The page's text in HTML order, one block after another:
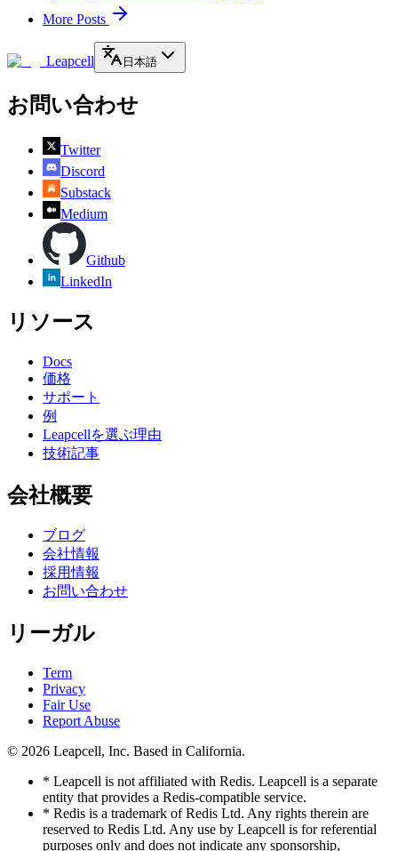
More Posts
Leapcell 日本語
お問い合わせ
Twitter
Discord
Substack
Medium
Github
LinkedIn
リソース
Docs
価格
サポート
例
Leapcellを選ぶ理由
技術記事
会社概要
ブログ
会社情報
採用情報
お問い合わせ
リーガル
Term
Privacy
Fair Use
Report Abuse
© 2026 Leapcell, Inc. Based in California.
* Leapcell is not affiliated with Redis. Leapcell is a separate
entity that provides a Redis-compatible service.
* Redis is a trademark of Redis Ltd. Any rights therein are
reserved to Redis Ltd. Any use by Leapcell is for referential
purposes only and does not indicate any sponsorship,